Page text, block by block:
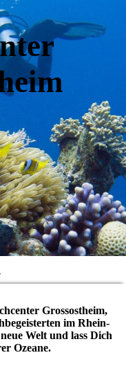
Grossostheim,
im Rhein-
Welt und lass Dich
Ozeane.